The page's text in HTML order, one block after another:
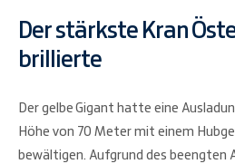
Der stärkste Kran
brillierte
Der gelbe Gigant hatte eine
Höhe von 70 Meter mit einem
bewältigen. Aufgrund des